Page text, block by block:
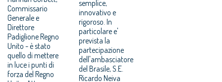
Commissario
Generale e
Direttore
Padiglione Regno
Unito - è stato
quello di mettere
in luce i punti di
forza del Regno
semplice,
innovativo e
rigoroso. In
particolare e'
prevista la
partecipazione
dell'ambasciatore
del Brasile, S.E.
Ricardo Neiva